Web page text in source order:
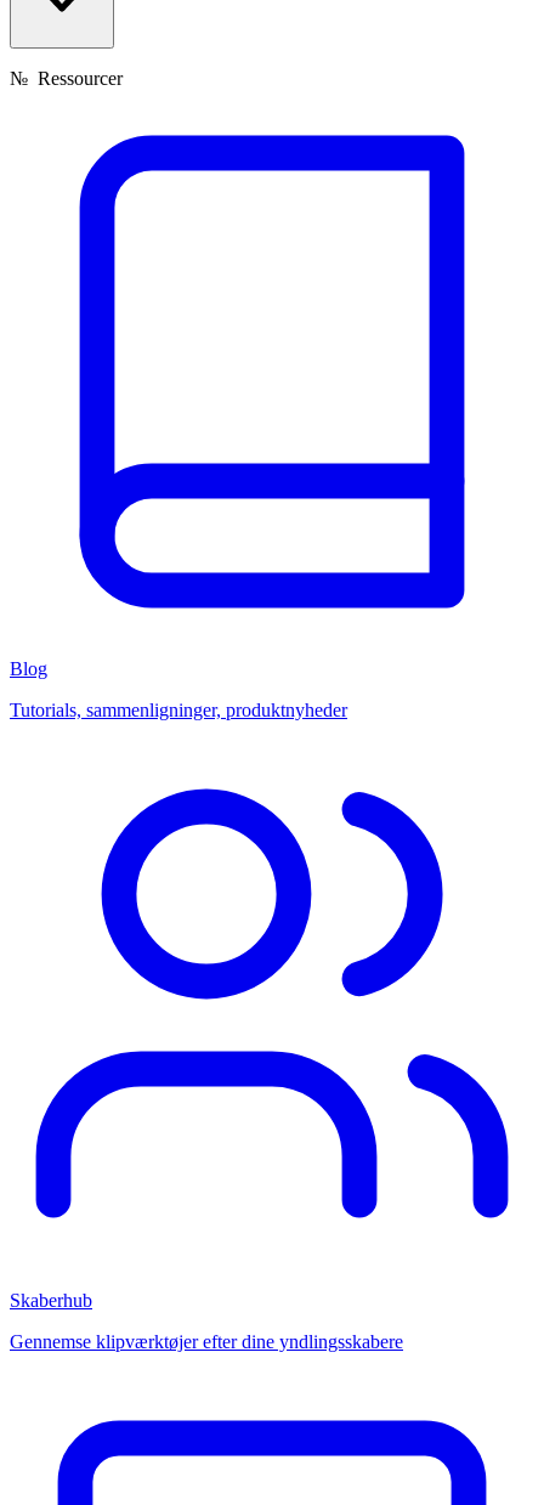
№ Ressourcer
Blog
Tutorials, sammenligninger, produktnyheder
Skaberhub
Gennemse klipværktøjer efter dine yndlingsskabere